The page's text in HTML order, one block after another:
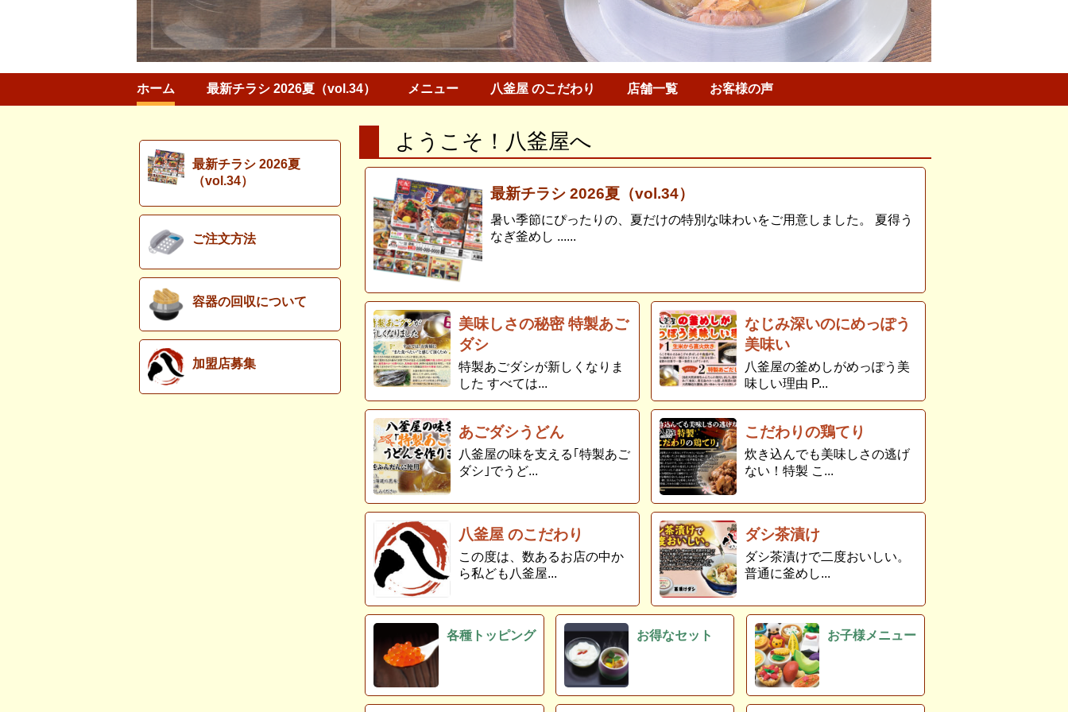
ホーム 最新チラシ 2026夏（vol.34） メニュー 八釜屋 のこだわり 店舗一覧 お客様の声
ようこそ！八釜屋へ
最新チラシ 2026夏（vol.34）
暑い季節にぴったりの、夏だけの特別な味わいをご用意しました。 夏得う
なぎ釜めし ......
美味しさの秘密 特製あご
ダシ
特製あごダシが新しくなりま
した すべては...
なじみ深いのにめっぽう
美味い
八釜屋の釜めしがめっぽう美
味しい理由 P...
あごダシうどん
八釜屋の味を支える｢特製あご
ダシ｣でうど...
こだわりの鶏てり
炊き込んでも美味しさの逃げ
ない！特製 こ...
八釜屋 のこだわり
この度は、数あるお店の中か
ら私ども八釜屋...
ダシ茶漬け
ダシ茶漬けで二度おいしい。
普通に釜めし...
各種トッピング お得なセット お子様メニュー
最新チラシ 2026夏
（vol.34）
ご注文方法
容器の回収について
加盟店募集